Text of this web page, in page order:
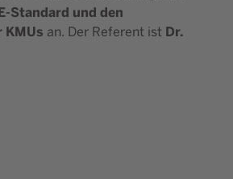
Standard und den
KMUs an. Der Referent ist Dr.